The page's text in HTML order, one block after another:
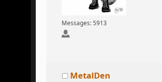
Messages: 5913
MetalDen